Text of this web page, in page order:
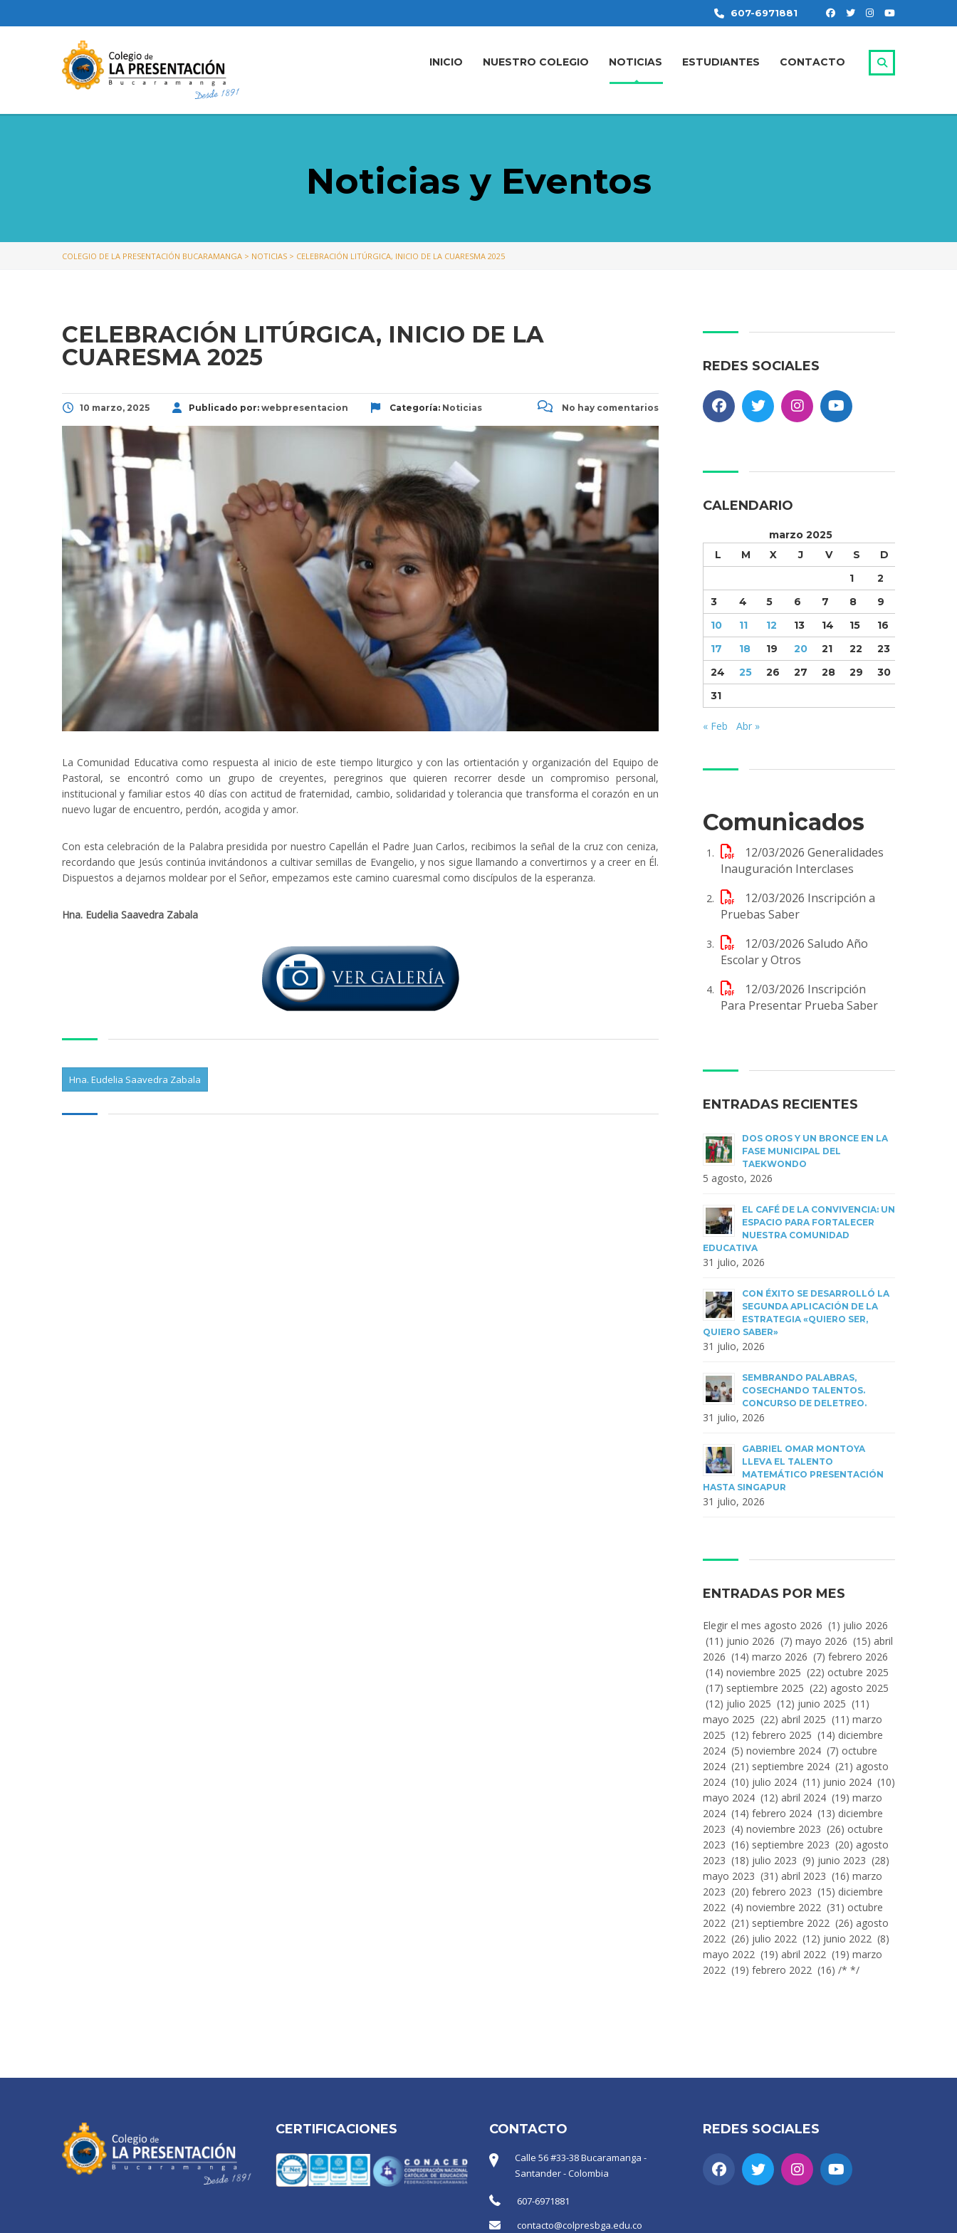
607-6971881
INICIO NUESTRO COLEGIO NOTICIAS ESTUDIANTES CONTACTO
Noticias y Eventos
COLEGIO DE LA PRESENTACIÓN BUCARAMANGA > NOTICIAS > CELEBRACIÓN LITÚRGICA, INICIO DE LA CUARESMA 2025
CELEBRACIÓN LITÚRGICA, INICIO DE LA
CUARESMA 2025
10 marzo, 2025 Publicado por: webpresentacion Categoría: Noticias No hay comentarios
La Comunidad Educativa como respuesta al inicio de este tiempo liturgico y con las ortientación y organización del Equipo de
Pastoral, se encontró como un grupo de creyentes, peregrinos que quieren recorrer desde un compromiso personal,
institucional y familiar estos 40 días con actitud de fraternidad, cambio, solidaridad y tolerancia que transforma el corazón en un
nuevo lugar de encuentro, perdón, acogida y amor.
Con esta celebración de la Palabra presidida por nuestro Capellán el Padre Juan Carlos, recibimos la señal de la cruz con ceniza,
recordando que Jesús continúa invitándonos a cultivar semillas de Evangelio, y nos sigue llamando a convertirnos y a creer en Él.
Dispuestos a dejarnos moldear por el Señor, empezamos este camino cuaresmal como discípulos de la esperanza.
Hna. Eudelia Saavedra Zabala
Hna. Eudelia Saavedra Zabala
REDES SOCIALES
CALENDARIO
marzo 2025
L
M X J V S
D
1
2
3
4 5 6 7 8
9
10
11 12 13 14 15
16
17
18 19 20 21 22
23
24
25 26 27 28 29
30
31
« Feb Abr »
Comunicados
12/03/2026 Generalidades
Inauguración Interclases
12/03/2026 Inscripción a
Pruebas Saber
12/03/2026 Saludo Año
Escolar y Otros
12/03/2026 Inscripción
Para Presentar Prueba Saber
ENTRADAS RECIENTES
DOS OROS Y UN BRONCE EN LA
FASE MUNICIPAL DEL
TAEKWONDO
5 agosto, 2026
EL CAFÉ DE LA CONVIVENCIA: UN
ESPACIO PARA FORTALECER
NUESTRA COMUNIDAD
EDUCATIVA
31 julio, 2026
CON ÉXITO SE DESARROLLÓ LA
SEGUNDA APLICACIÓN DE LA
ESTRATEGIA «QUIERO SER,
QUIERO SABER»
31 julio, 2026
SEMBRANDO PALABRAS,
COSECHANDO TALENTOS.
CONCURSO DE DELETREO.
31 julio, 2026
GABRIEL OMAR MONTOYA
LLEVA EL TALENTO
MATEMÁTICO PRESENTACIÓN
HASTA SINGAPUR
31 julio, 2026
ENTRADAS POR MES
Entradas
Por
Mes
Elegir el mes agosto 2026 (1) julio 2026
(11) junio 2026 (7) mayo 2026 (15) abril
2026 (14) marzo 2026 (7) febrero 2026
(14) noviembre 2025 (22) octubre 2025
(17) septiembre 2025 (22) agosto 2025
(12) julio 2025 (12) junio 2025 (11)
mayo 2025 (22) abril 2025 (11) marzo
2025 (12) febrero 2025 (14) diciembre
2024 (5) noviembre 2024 (7) octubre
2024 (21) septiembre 2024 (21) agosto
2024 (10) julio 2024 (11) junio 2024 (10)
mayo 2024 (12) abril 2024 (19) marzo
2024 (14) febrero 2024 (13) diciembre
2023 (4) noviembre 2023 (26) octubre
2023 (16) septiembre 2023 (20) agosto
2023 (18) julio 2023 (9) junio 2023 (28)
mayo 2023 (31) abril 2023 (16) marzo
2023 (20) febrero 2023 (15) diciembre
2022 (4) noviembre 2022 (31) octubre
2022 (21) septiembre 2022 (26) agosto
2022 (26) julio 2022 (12) junio 2022 (8)
mayo 2022 (19) abril 2022 (19) marzo
2022 (19) febrero 2022 (16) /* */
CERTIFICACIONES CONTACTO
Calle 56 #33-38 Bucaramanga -
Santander - Colombia
607-6971881
contacto@colpresbga.edu.co
REDES SOCIALES